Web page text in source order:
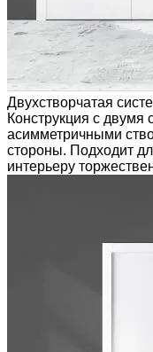
Двухстворчатая
Конструкция с
асимметричными
стороны. Подходит
интерьеру